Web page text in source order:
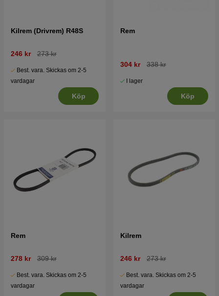
Kilrem (Drivrem) R48S
246 kr 273 kr
Best. vara. Skickas om 2-5
vardagar
Köp
Rem
304 kr 338 kr
I lager
Köp
Rem
278 kr 309 kr
Best. vara. Skickas om 2-5
vardagar
Kilrem
246 kr 273 kr
Best. vara. Skickas om 2-5
vardagar